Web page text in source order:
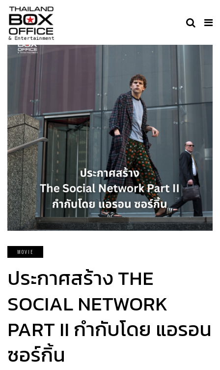
MOVIE
ประกาศสร้าง THE
SOCIAL NETWORK
PART II กำกับโดย แอรอน
ซอร์กิ้น